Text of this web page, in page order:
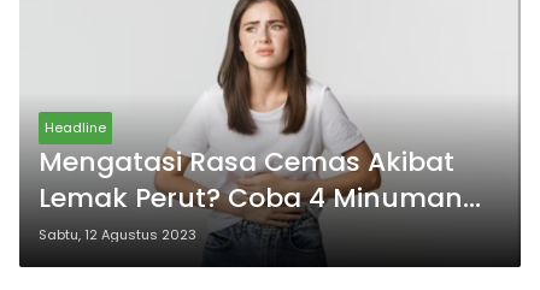
Headline
Mengatasi Rasa Cemas Akibat
Lemak Perut? Coba 4 Minuman
Dahsyat Ini yang Dikenal Ampuh
Membakar Lemak! Jangan
Sabtu, 12 Agustus 2023